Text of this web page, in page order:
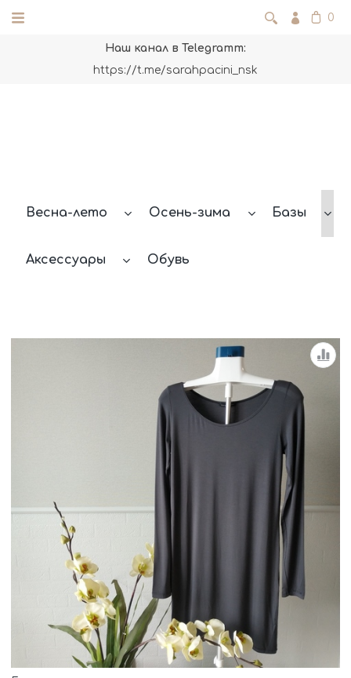
0
Наш канал в Telegramm:
https://t.me/sarahpacini_nsk
Весна-лето Осень-зима Базы
Аксессуары Обувь